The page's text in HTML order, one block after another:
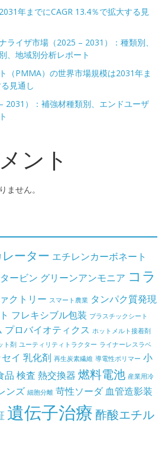
年までにCAGR 13.4％で拡大する見
ライザ市場（2025 – 2031）：種類別、
、地域別分析レポート
（PMMA）の世界市場規模は2031年ま
見通し
2031）：補強材種類別、エンドユーザ
ント
ません。
ーター エチレンカーボネート
ービン グリーンアンモニア コラ
クトリー スマート農業 タンパク質発現
フレキシブル包装 プラスチックシート
プロバイオティクス ホットメルト接着剤
ト剤 ユーティリティトラクター ライナーレスラベ
イ 乳化剤 再生炭素繊維 導電性ポリマー 小
品 検査 熱交換器 燃料電池 産業用冷
ンズ 細胞分離 苛性ソーダ 血管造影装
遺伝子治療 酢酸エチル